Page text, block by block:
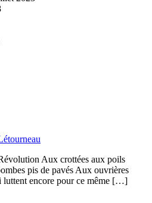
Aux crottées aux poils
pis de pavés Aux ouvrières
luttent encore pour ce même […]